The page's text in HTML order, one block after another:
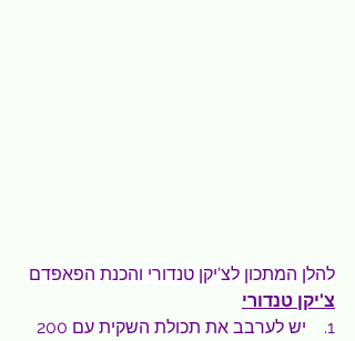
להלן המתכון לצ'יקן טנדורי והכנת הפאפדם
צ'יקן טנדורי